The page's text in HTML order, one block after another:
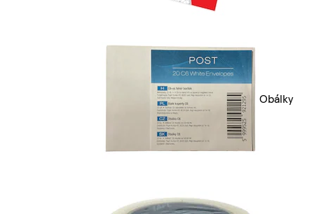
Obálky